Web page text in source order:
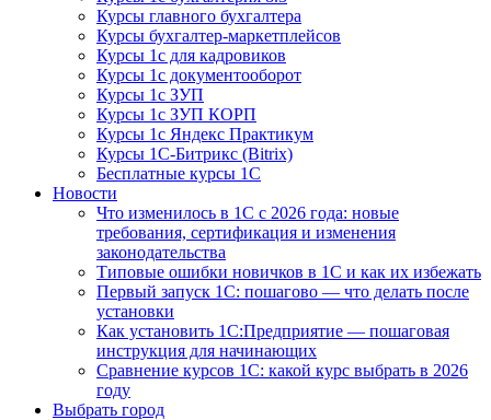
Курсы главного бухгалтера
Курсы бухгалтер-маркетплейсов
Курсы 1с для кадровиков
Курсы 1с документооборот
Курсы 1с ЗУП
Курсы 1с ЗУП КОРП
Курсы 1с Яндекс Практикум
Курсы 1С-Битрикс (Bitrix)
Бесплатные курсы 1С
Новости
Что изменилось в 1С с 2026 года: новые
требования, сертификация и изменения
законодательства
Типовые ошибки новичков в 1С и как их избежать
Первый запуск 1С: пошагово — что делать после
установки
Как установить 1С:Предприятие — пошаговая
инструкция для начинающих
Сравнение курсов 1С: какой курс выбрать в 2026
году
Выбрать город